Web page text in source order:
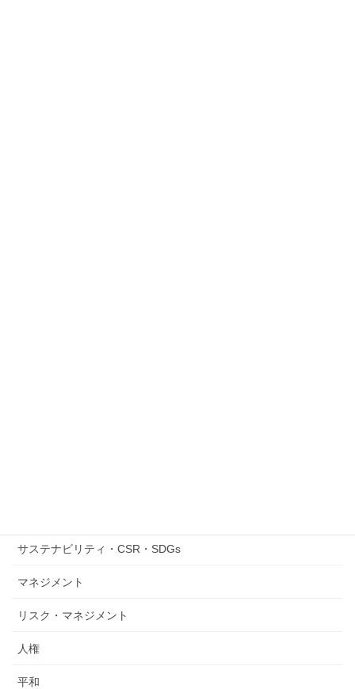
サステナビリティ・CSR・SDGs
マネジメント
リスク・マネジメント
人権
平和